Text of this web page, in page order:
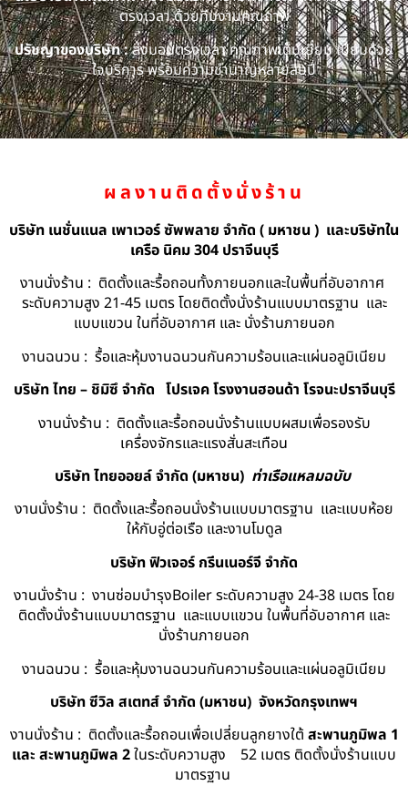
ตรงเวลา ด้วยทีมงานคุณภาพ
ปรัชญาของบริษัท :ส่งมอบตรงเวลา คุณภาพเต็มเยี่ยม เปี่ยมด้วย
ใจบริการ พร้อมความชำนาญหลายสิบปี
ผลงานติดตั้งนั่งร้าน
บริษัท เนชั่นแนล เพาเวอร์ ซัพพลาย จำกัด ( มหาชน ) และบริษัทใน
เครือ นิคม 304 ปราจีนบุรี
งานนั่งร้าน : ติดตั้งและรื้อถอนทั้งภายนอกและในพื้นที่อับอากาศ
ระดับความสูง 21-45 เมตร โดยติดตั้งนั่งร้านแบบมาตรฐาน และ
แบบแขวน ในที่อับอากาศ และ นั่งร้านภายนอก
งานฉนวน : รื้อและหุ้มงานฉนวนกันความร้อนและแผ่นอลูมิเนียม
บริษัท ไทย – ชิมิซึ จำกัด โปรเจค โรงงานฮอนด้า โรจนะปราจีนบุรี
งานนั่งร้าน : ติดตั้งและรื้อถอนนั่งร้านแบบผสมเพื่อรองรับ
เครื่องจักรและแรงสั่นสะเทือน
บริษัท ไทยออยล์ จํากัด (มหาชน) ท่าเรือแหลมฉบับ
งานนั่งร้าน : ติดตั้งและรื้อถอนนั่งร้านแบบมาตรฐาน และแบบห้อย
ให้กับอู่ต่อเรือ และงานโมดูล
บริษัท ฟิวเจอร์ กรีนเนอร์จี จำกัด
งานนั่งร้าน : งานซ่อมบำรุงBoiler ระดับความสูง 24-38 เมตร โดย
ติดตั้งนั่งร้านแบบมาตรฐาน และแบบแขวน ในพื้นที่อับอากาศ และ
นั่งร้านภายนอก
งานฉนวน : รื้อและหุ้มงานฉนวนกันความร้อนและแผ่นอลูมิเนียม
บริษัท ซีวิล สเตทส์ จำกัด (มหาชน) จังหวัดกรุงเทพฯ
งานนั่งร้าน : ติดตั้งและรื้อถอนเพื่อเปลี่ยนลูกยางใต้ สะพานภูมิพล 1
และ สะพานภูมิพล 2ในระดับความสูง 52 เมตร ติดตั้งนั่งร้านแบบ
มาตรฐาน